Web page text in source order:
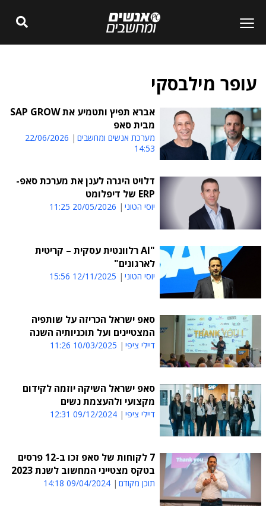
עופר מילבסקי
אברא תפיץ ותטמיע את SAP GROW
מבית סאפ
מערכת אנשים ומחשבים
22/06/2026
14:53
דלויט היגרה לענן את מערכת סאפ-
ERP של דיפלומט
יוסי הטוני 20/05/2026 11:25
"AI רלוונטית עסקית – קריטית
לארגונים"
יוסי הטוני 12/11/2025 15:56
סאפ ישראל הכריזה על שותפיה
המצטיינים ועל תוכניותיה השנה
דיילי ציפי 10/03/2025 11:26
סאפ ישראל השיקה יוזמה לקידום
מקצועי ולהעצמת נשים
דיילי ציפי 09/12/2024 12:31
7 לקוחות של סאפ זכו ב-12 פרסים
בטקס מצטייני המחשוב לשנת 2023
תוכן מקודם 09/04/2024 14:18